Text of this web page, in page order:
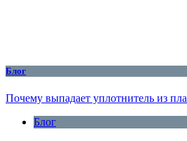
Блог
Почему выпадает уплотнитель из
Блог